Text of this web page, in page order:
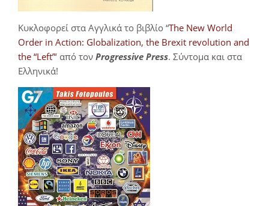
Κυκλοφορεί στα Αγγλικά το βιβλίο “The New World
Order in Action: Globalization, the Brexit revolution and
the “Left”‘ από τον Progressive Press. Σύντομα και στα
Ελληνικά!